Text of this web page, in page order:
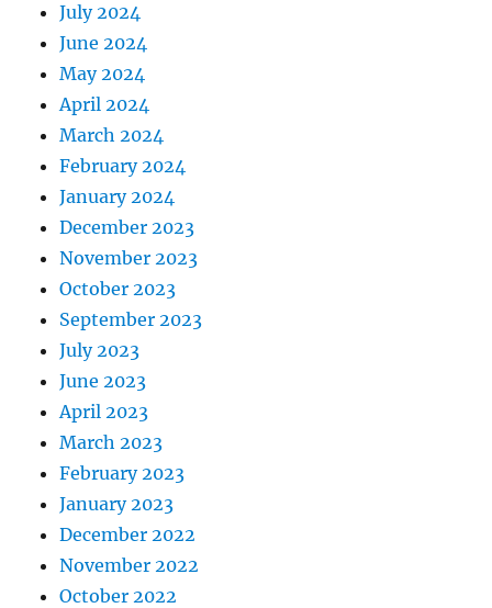
July 2024
June 2024
May 2024
April 2024
March 2024
February 2024
January 2024
December 2023
November 2023
October 2023
September 2023
July 2023
June 2023
April 2023
March 2023
February 2023
January 2023
December 2022
November 2022
October 2022